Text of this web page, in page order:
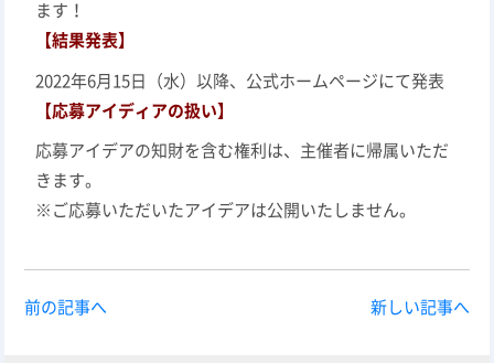
ます！
【結果発表】
2022年6月15日（水）以降、公式ホームページにて発表
【応募アイディアの扱い】
応募アイデアの知財を含む権利は、主催者に帰属いただ
きます。
※ご応募いただいたアイデアは公開いたしません。
前の記事へ 新しい記事へ